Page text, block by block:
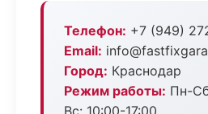
Телефон: +7 (949)
Email:
Город: Краснодар
Режим работы: Пн-
Вс: 10:00-17:00